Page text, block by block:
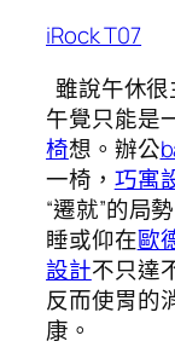
iRock T07
雖說午休很
午覺只能是
椅想。辦公
一椅， 巧寓
“遷就”的局
睡或仰在歐
設計不只達
反而使胃的
康。